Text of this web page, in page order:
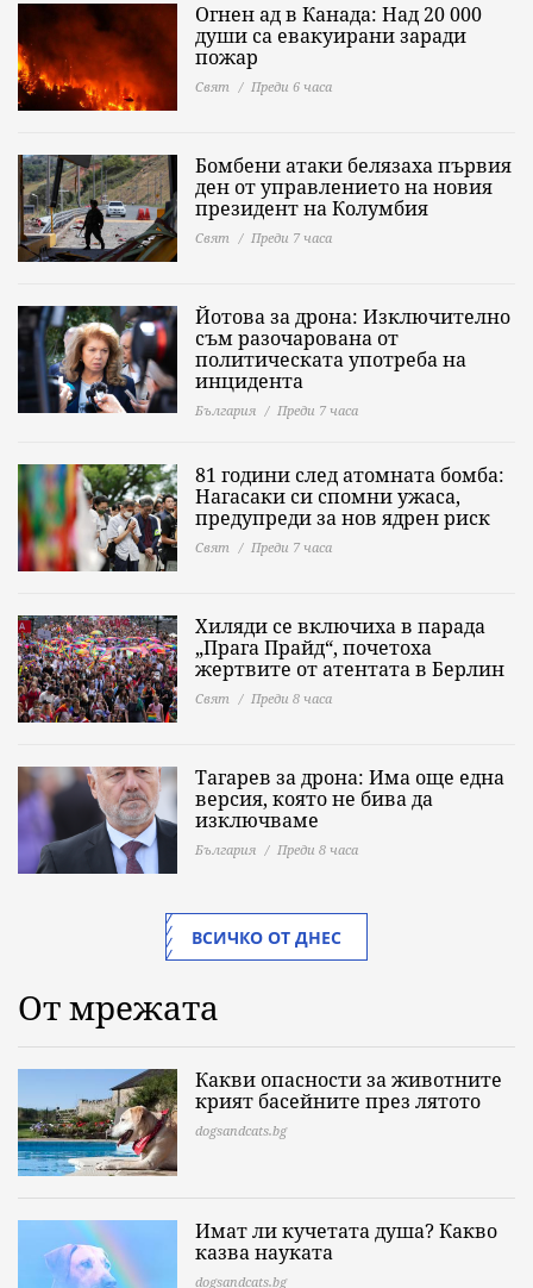
Огнен ад в Канада: Над 20 000
души са евакуирани заради
пожар
Свят Преди 6 часа
Бомбени атаки белязаха първия
ден от управлението на новия
президент на Колумбия
Свят Преди 7 часа
Йотова за дрона: Изключително
съм разочарована от
политическата употреба на
инцидента
България Преди 7 часа
81 години след атомната бомба:
Нагасаки си спомни ужаса,
предупреди за нов ядрен риск
Свят Преди 7 часа
Хиляди се включиха в парада
„Прага Прайд“, почетоха
жертвите от атентата в Берлин
Свят Преди 8 часа
Тагарев за дрона: Има още една
версия, която не бива да
изключваме
България Преди 8 часа
ВСИЧКО ОТ ДНЕС
От мрежата
Какви опасности за животните
крият басейните през лятото
dogsandcats.bg
Имат ли кучетата душа? Какво
казва науката
dogsandcats.bg